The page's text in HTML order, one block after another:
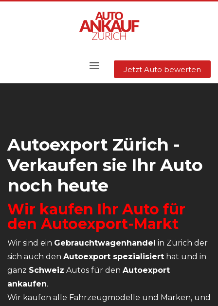
Jetzt Auto bewerten
Autoexport Zürich -
Verkaufen sie Ihr Auto
noch heute
Wir kaufen Ihr Auto für
den Autoexport-Markt
Wir sind ein Gebrauchtwagenhandel in Zürich der
sich auch den Autoexport spezialisiert hat und in
ganz Schweiz Autos für den Autoexport
ankaufen.
Wir kaufen alle Fahrzeugmodelle und Marken, und